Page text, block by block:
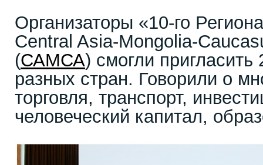
Организаторы «10-го
Central Asia-Mongolia-
(САМСА) смогли пригласить
разных стран. Говорили о
торговля, транспорт,
человеческий капитал,